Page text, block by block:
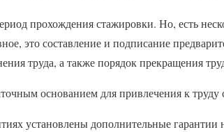
прохождения стажировки. Но, есть
это составление и подписание
труда, а также порядок прекращения
основанием для привлечения к труду
установлены дополнительные гарантии